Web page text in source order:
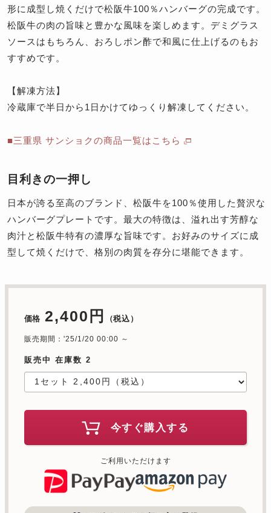
形に成型し焼くだけで松阪牛100％ハンバーグの完成です。
松阪牛の肉の旨味と豊かな風味を楽しめます。デミグラス
ソースはもちろん、おろしポン酢で和風に仕上げるのもお
すすめです。
【解凍方法】
冷蔵庫で半日から1日かけてゆっくり解凍してください。
■三重県 サンショクの商品一覧はこちら
目利きの一押し
日本が誇る至高のブランド、松阪牛を100％使用した贅沢な
ハンバーグプレートです。最大の特徴は、溢れ出す芳醇な
肉汁と松阪牛特有の濃厚な旨味です。お好みのサイズに成
型して焼くだけで、格別の肉質を存分に堪能できます。
価格 2,400円 （税込）
販売期間：'25/1/20 00:00 ～
販売中 在庫数 2
今すぐ購入する
ご利用いただけます